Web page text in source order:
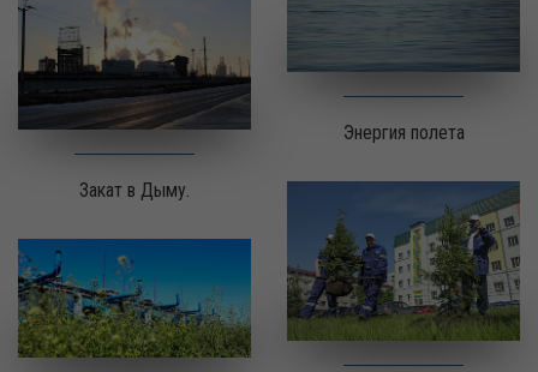
Закат в Дыму.
Энергия полета